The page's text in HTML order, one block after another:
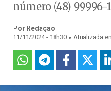
número (48) 99996-
Por Redação
11/11/2024 - 18h30 . Atualizada